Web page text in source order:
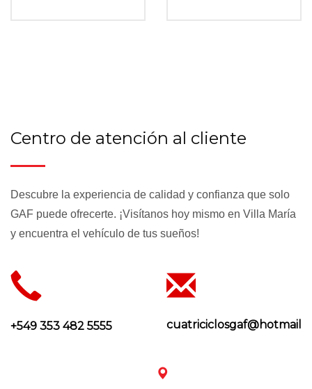
CATÁLOGO
GAF JL
de GX
GAF GX
Centro de atención al cliente
Descubre la experiencia de calidad y confianza que solo
GAF puede ofrecerte. ¡Visítanos hoy mismo en Villa María
y encuentra el vehículo de tus sueños!
+549 353 482 5555